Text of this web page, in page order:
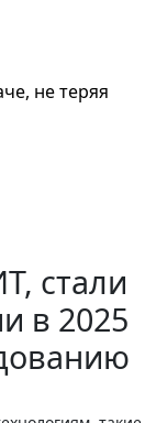
не теряя
стали
в 2025